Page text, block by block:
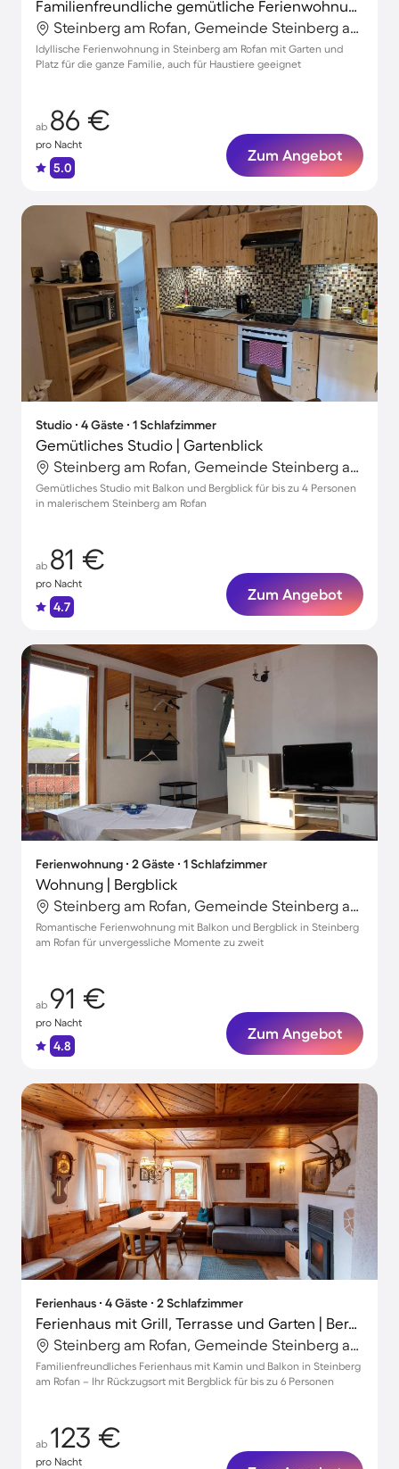
Familienfreundliche gemütliche Ferienwohnung mit Garten | Haustiere erlaubt
Steinberg am Rofan, Gemeinde Steinberg am Rofan, Österreich
Idyllische Ferienwohnung in Steinberg am Rofan mit Garten und
Platz für die ganze Familie, auch für Haustiere geeignet
ab 86 €
pro Nacht
5.0
Zum Angebot
Studio ∙ 4 Gäste ∙ 1 Schlafzimmer
Gemütliches Studio | Gartenblick
Steinberg am Rofan, Gemeinde Steinberg am Rofan, Österreich
Gemütliches Studio mit Balkon und Bergblick für bis zu 4 Personen
in malerischem Steinberg am Rofan
ab 81 €
pro Nacht
4.7
Zum Angebot
Ferienwohnung ∙ 2 Gäste ∙ 1 Schlafzimmer
Wohnung | Bergblick
Steinberg am Rofan, Gemeinde Steinberg am Rofan, Österreich
Romantische Ferienwohnung mit Balkon und Bergblick in Steinberg
am Rofan für unvergessliche Momente zu zweit
ab 91 €
pro Nacht
4.8
Zum Angebot
Ferienhaus ∙ 4 Gäste ∙ 2 Schlafzimmer
Ferienhaus mit Grill, Terrasse und Garten | Bergblick
Steinberg am Rofan, Gemeinde Steinberg am Rofan, Österreich
Familienfreundliches Ferienhaus mit Kamin und Balkon in Steinberg
am Rofan – Ihr Rückzugsort mit Bergblick für bis zu 6 Personen
ab 123 €
pro Nacht